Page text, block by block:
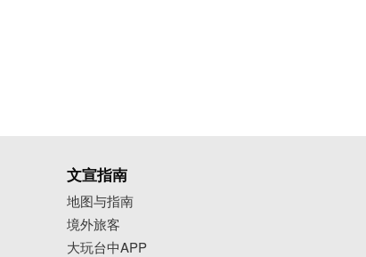
📅8/23(六)-8/24(日) 12:00-21:00（周日提前於 20:
00 结束）
📍米平方商场 (台中市西屯区国安一路168号)
🔗活动连结：https://reurl.cc/GpNlrD
文宣指南
地图与指南
境外旅客
大玩台中APP